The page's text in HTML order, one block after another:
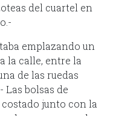
del cuartel en
emplazando un
la calle, entre la
de las ruedas
Las bolsas de
junto con la